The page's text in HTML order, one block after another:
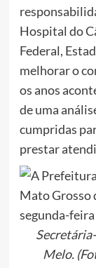
Hospital do
Federal,
melhorar o
os anos
de uma
cumpridas
prestar
Melo.